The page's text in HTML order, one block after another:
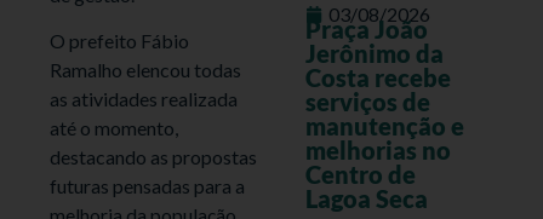
O prefeito Fábio
Ramalho elencou todas
as atividades realizada
até o momento,
destacando as propostas
futuras pensadas para a
03/08/2026
Praça João
Jerônimo da
Costa recebe
serviços de
manutenção e
melhorias no
Centro de
Lagoa Seca